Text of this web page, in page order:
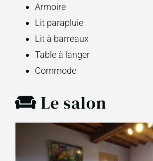
Armoire
Lit parapluie
Lit à barreaux
Table à langer
Commode
Le salon